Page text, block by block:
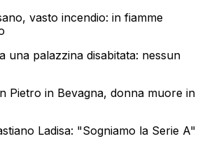
vasto incendio: in fiamme
una palazzina disabitata: nessun
Pietro in Bevagna, donna muore in
Ladisa: "Sogniamo la Serie A"